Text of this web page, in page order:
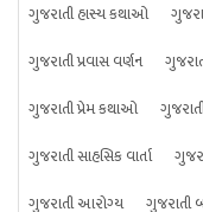
ગુજરાતી હાસ્ય કથાઓ
ગુજરાતી પ્રવાસ વર્ણન
ગુજરાતી પ્રેમ કથાઓ
ગુજરાતી સાહસિક વાર્તા
ગુજરાતી આરોગ્ય
ગુજરાતી